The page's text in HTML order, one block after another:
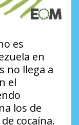
es
en
no llega a
el
los de
cocaína.